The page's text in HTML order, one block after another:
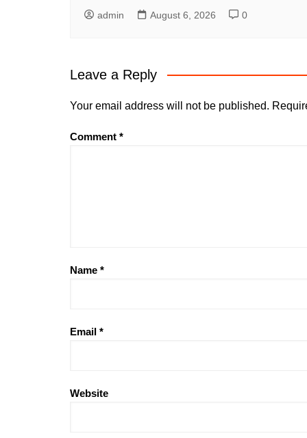
admin August 6, 2026 0
Leave a Reply
Your email address will not be published.
Comment *
Name *
Email *
Website